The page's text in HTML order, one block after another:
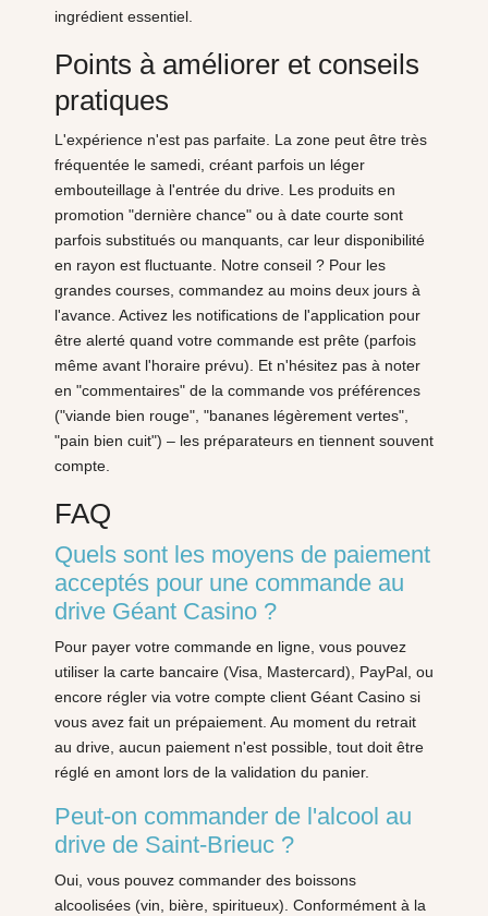
ingrédient essentiel.
Points à améliorer et conseils
pratiques
L'expérience n'est pas parfaite. La zone peut être très
fréquentée le samedi, créant parfois un léger
embouteillage à l'entrée du drive. Les produits en
promotion "dernière chance" ou à date courte sont
parfois substitués ou manquants, car leur disponibilité
en rayon est fluctuante. Notre conseil ? Pour les
grandes courses, commandez au moins deux jours à
l'avance. Activez les notifications de l'application pour
être alerté quand votre commande est prête (parfois
même avant l'horaire prévu). Et n'hésitez pas à noter
en "commentaires" de la commande vos préférences
("viande bien rouge", "bananes légèrement vertes",
"pain bien cuit") – les préparateurs en tiennent souvent
compte.
FAQ
Quels sont les moyens de paiement
acceptés pour une commande au
drive Géant Casino ?
Pour payer votre commande en ligne, vous pouvez
utiliser la carte bancaire (Visa, Mastercard), PayPal, ou
encore régler via votre compte client Géant Casino si
vous avez fait un prépaiement. Au moment du retrait
au drive, aucun paiement n'est possible, tout doit être
réglé en amont lors de la validation du panier.
Peut-on commander de l'alcool au
drive de Saint-Brieuc ?
Oui, vous pouvez commander des boissons
alcoolisées (vin, bière, spiritueux). Conformément à la